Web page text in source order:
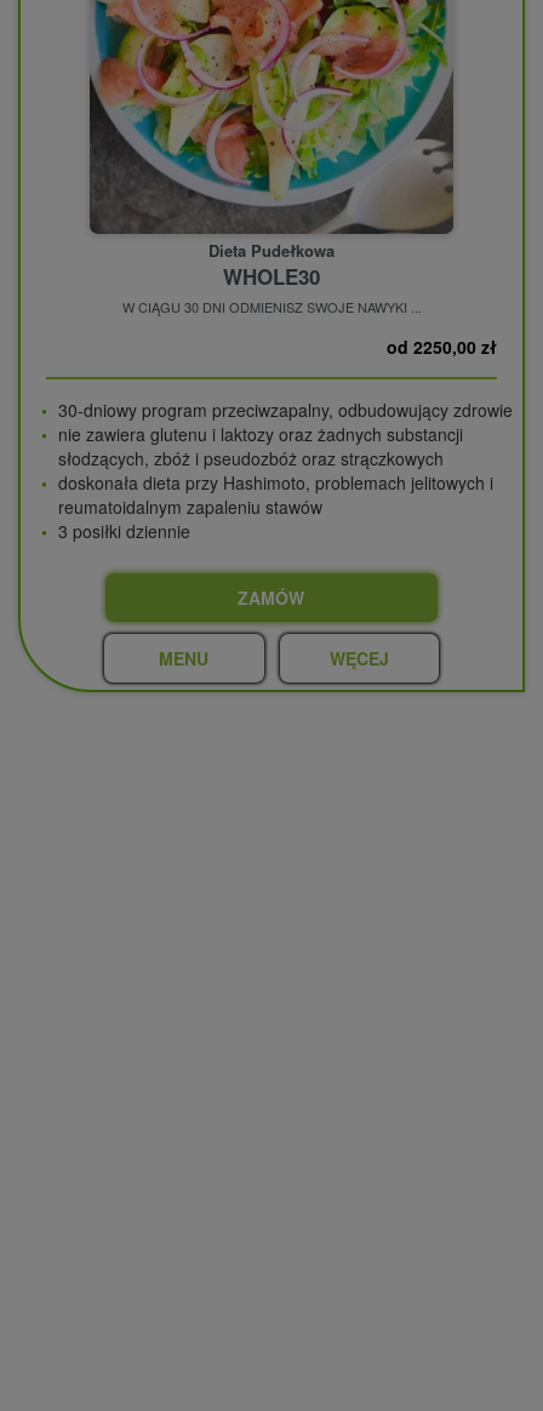
Dieta Pudełkowa
WHOLE30
W CIĄGU 30 DNI ODMIENISZ SWOJE NAWYKI ...
od 2250,00 zł
30-dniowy program przeciwzapalny, odbudowujący zdrowie
nie zawiera glutenu i laktozy oraz żadnych substancji
słodzących, zbóż i pseudozbóż oraz strączkowych
doskonała dieta przy Hashimoto, problemach jelitowych i
reumatoidalnym zapaleniu stawów
3 posiłki dziennie
ZAMÓW
MENU WĘCEJ